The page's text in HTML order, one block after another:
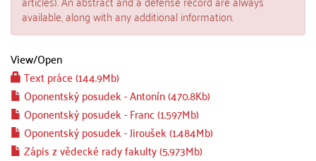
available, along with any additional information.
View/Open
Text práce (144.9Mb)
Oponentský posudek - Antonín (470.8Kb)
Oponentský posudek - Franc (1.597Mb)
Oponentský posudek - Jiroušek (1.484Mb)
Zápis z vědecké rady fakulty (5.973Mb)